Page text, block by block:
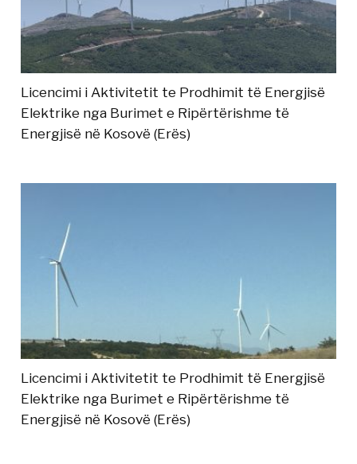
Licencimi i Aktivitetit te Prodhimit të Energjisë
Elektrike nga Burimet e Ripërtërishme të
Energjisë në Kosovë (Erës)
Licencimi i Aktivitetit te Prodhimit të Energjisë
Elektrike nga Burimet e Ripërtërishme të
Energjisë në Kosovë (Erës)